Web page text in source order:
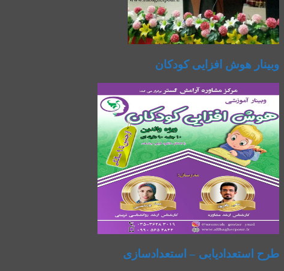
وبینار هوش افزایی کودکان
طرح استعدادیابی – استعدادسازی